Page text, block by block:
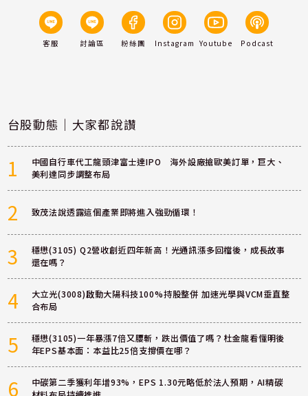
客服 討論區 粉絲團 Instagram Youtube Podcast
台股動態｜大家都說讚
1
中國自行車代工龍頭津富士達IPO 海外設廠搶歐美訂單，巨大、
美利達同步調整布局
2 致茂法說透露這個產業即將進入強勁循環！
3
穩懋(3105) Q2營收創近四年新高！光通訊漲多回檔後，成長故事
還在嗎？
4
大立光(3008)啟動大陽科技100%持股整併 加速光學與VCM垂直整
合布局
5
穩懋(3105)一年暴漲7倍又腰斬，跌出價值了嗎？杜金龍看懂明後
年EPS基本面：本益比25倍支撐價在哪？
6
中碳第二季獲利年增93%，EPS 1.30元略低於法人預期，AI精碳